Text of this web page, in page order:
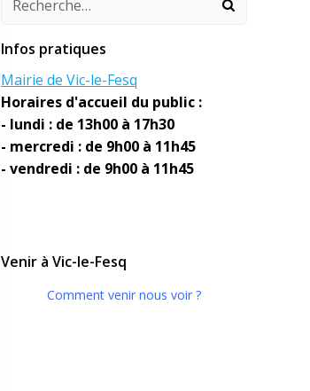
Infos pratiques
Mairie de Vic-le-Fesq
Horaires d'accueil du public :
- lundi : de 13h00 à 17h30
- mercredi : de 9h00 à 11h45
- vendredi : de 9h00 à 11h45
Venir à Vic-le-Fesq
Comment venir nous voir ?